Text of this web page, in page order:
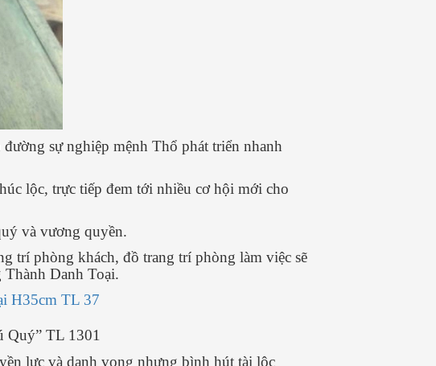
sự nghiệp mệnh Thổ phát triển nhanh
lộc, trực tiếp đem tới nhiều cơ hội mới cho
và vương quyền.
trí phòng khách, đồ trang trí phòng làm việc sẽ
Thành Danh Toại.
H35cm TL 37
Quý” TL 1301
lực và danh vọng nhưng bình hút tài lộc